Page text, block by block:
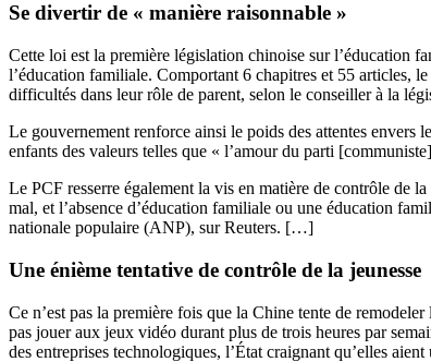
Se divertir de « manière raisonnable »
Cette loi est la première législation chinoise sur l’éducation
l’éducation familiale. Comportant 6 chapitres et 55 articles,
difficultés dans leur rôle de parent, selon le conseiller à la
Le gouvernement renforce ainsi le poids des attentes envers
enfants des valeurs telles que « l’amour du parti
Le PCF resserre également la vis en matière de contrôle de
mal, et l’absence d’éducation familiale ou une éducation
nationale populaire (ANP), sur Reuters. […]
Une énième tentative de contrôle de la jeunesse
Ce n’est pas la première fois que la Chine tente de remodeler
pas jouer aux jeux vidéo durant plus de trois heures par
des entreprises technologiques, l’État craignant qu’elles